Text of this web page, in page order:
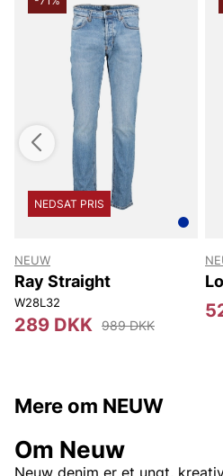
NEDSAT PRIS
NEUW
Ray Straight
W28L32
289 DKK 989 DKK
Mere om NEUW
Om Neuw
Neuw denim er et ungt,